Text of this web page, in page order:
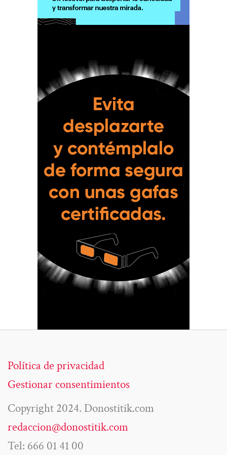
Política de privacidad
Gestionar consentimientos
Copyright 2024. Donostitik.com
redaccion@donostitik.com
Tel: 666 01 41 00